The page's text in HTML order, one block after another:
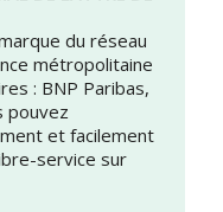
du réseau
métropolitaine
: BNP Paribas,
pouvez
et facilement
service sur